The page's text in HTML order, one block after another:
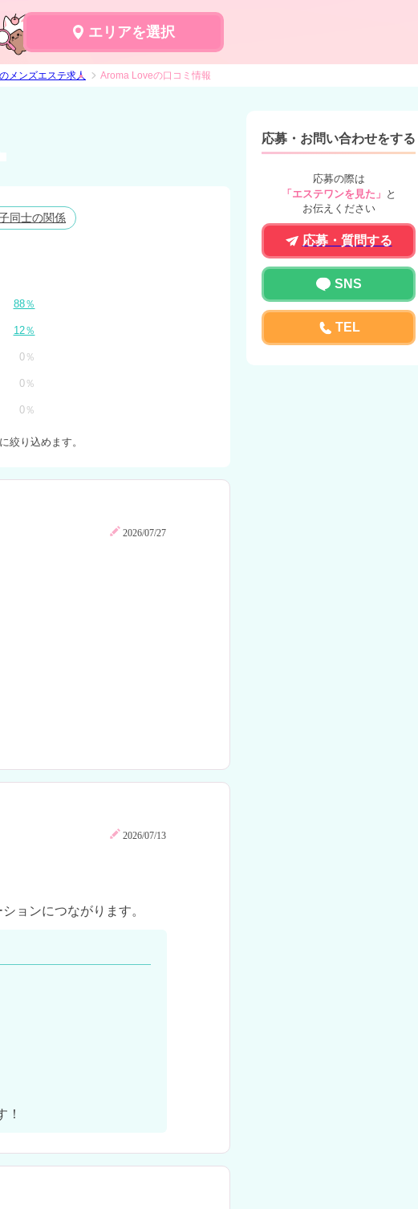
エリアを選択
メンズエステ求人 Aroma Loveの口コミ情報
応募・お問い合わせをする
応募の際は
「エステワンを見た」 と
お伝えください
応募・質問する
SNS
TEL
同士の関係
88％
12％
0％
0％
0％
絞り込めます。
2026/07/27
2026/07/13
ョンにつながります。
！